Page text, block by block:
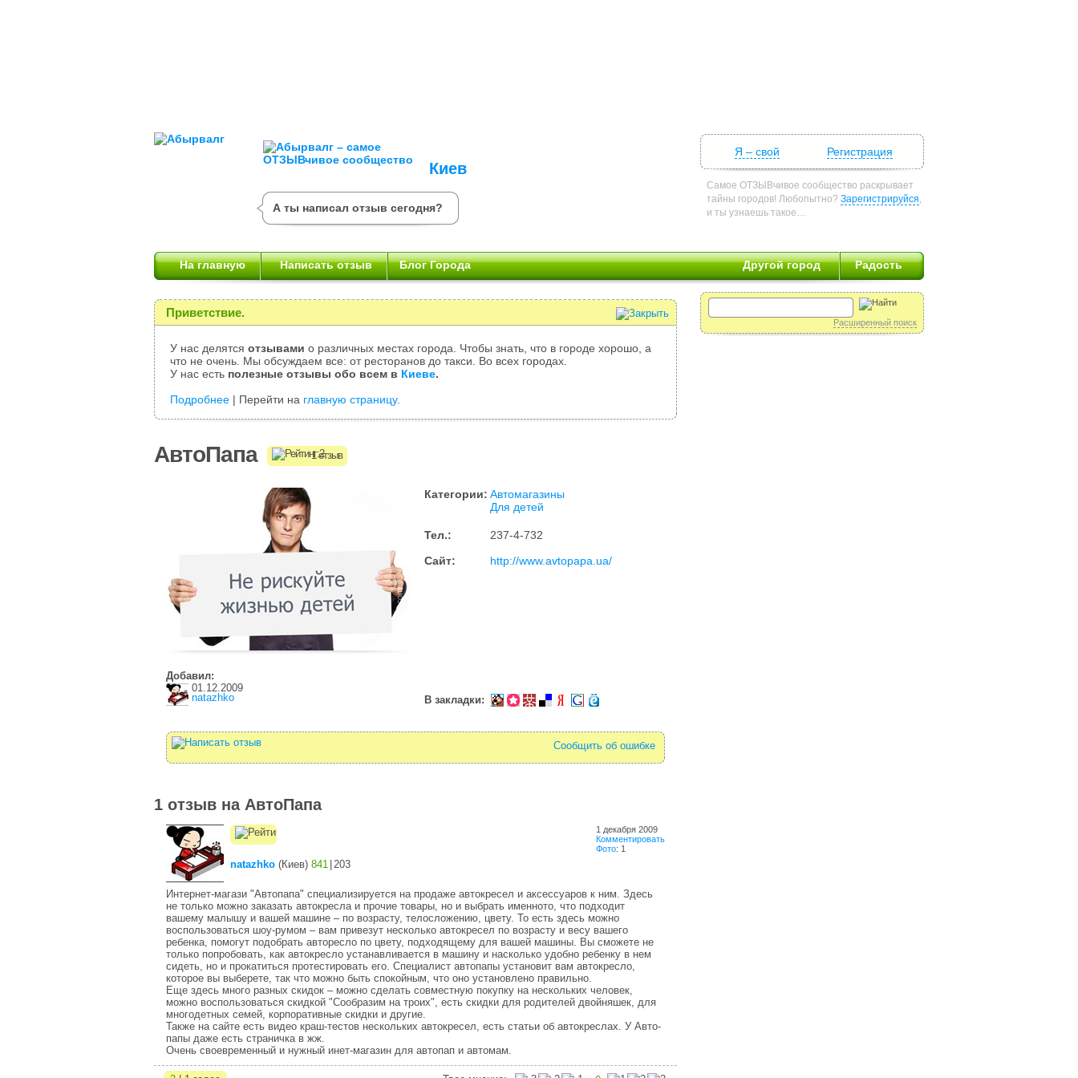
Киев
А ты написал отзыв сегодня?
Я – свой Регистрация
Самое ОТЗЫВчивое сообщество раскрывает
тайны городов! Любопытно? Зарегистрируйся,
и ты узнаешь такое…
На главную Написать отзыв Блог Города Другой город Радость
Приветствие.
У нас делятся отзывами о различных местах города. Чтобы знать, что в городе хорошо, а
что не очень. Мы обсуждаем все: от ресторанов до такси. Во всех городах.
У нас есть полезные отзывы обо всем в Киеве.
Подробнее | Перейти на главную страницу.
АвтоПапа 1 отзыв
Категории: Автомагазины
Для детей
Тел.:
237-4-732
Сайт:
http://www.avtopapa.ua/
Добавил:
01.12.2009
natazhko
В закладки:
Сообщить об ошибке
1 отзыв на АвтоПапа
natazhko (Киев) 841 203
1 декабря 2009
Комментировать
Фото: 1
Интернет-магази "Автопапа" специализируется на продаже автокресел и аксессуаров к ним. Здесь
не только можно заказать автокресла и прочие товары, но и выбрать именното, что подходит
вашему малышу и вашей машине – по возрасту, телосложению, цвету. То есть здесь можно
воспользоваться шоу-румом – вам привезут несколько автокресел по возрасту и весу вашего
ребенка, помогут подобрать авторесло по цвету, подходящему для вашей машины. Вы сможете не
только попробовать, как автокресло устанавливается в машину и насколько удобно ребенку в нем
сидеть, но и прокатиться протестировать его. Специалист автопапы установит вам автокресло,
которое вы выберете, так что можно быть спокойным, что оно установлено правильно.
Еще здесь много разных скидок – можно сделать совместную покупку на нескольких человек,
можно воспользоваться скидкой "Сообразим на троих", есть скидки для родителей двойняшек, для
многодетных семей, корпоративные скидки и другие.
Также на сайте есть видео краш-тестов нескольких автокресел, есть статьи об автокреслах. У Авто-
папы даже есть страничка в жж.
Очень своевременный и нужный инет-магазин для автопап и автомам.
Расширенный поиск